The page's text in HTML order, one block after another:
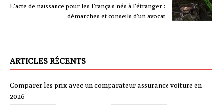
L’acte de naissance pour les Français nés à l’étranger :
démarches et conseils d’un avocat
ARTICLES RÉCENTS
Comparer les prix avec un comparateur assurance voiture en
2026